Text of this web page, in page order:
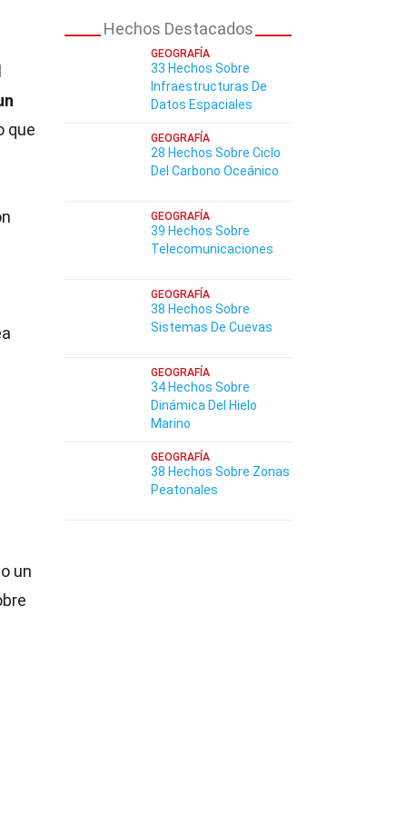
que
un
Hechos Destacados
GEOGRAFÍA
33 Hechos Sobre
Infraestructuras De
Datos Espaciales
GEOGRAFÍA
28 Hechos Sobre Ciclo
Del Carbono Oceánico
GEOGRAFÍA
39 Hechos Sobre
Telecomunicaciones
GEOGRAFÍA
38 Hechos Sobre
Sistemas De Cuevas
GEOGRAFÍA
34 Hechos Sobre
Dinámica Del Hielo
Marino
GEOGRAFÍA
38 Hechos Sobre Zonas
Peatonales